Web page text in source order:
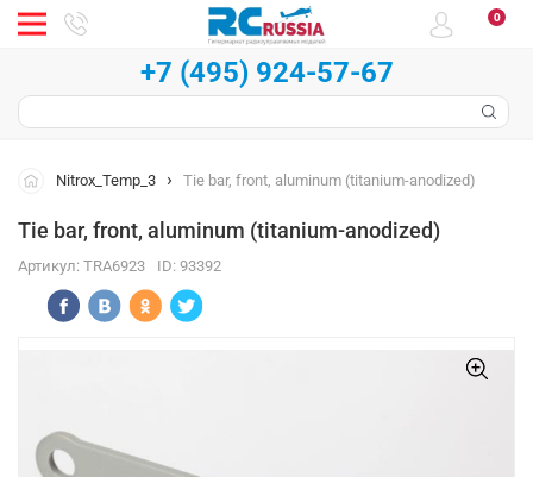
0
+7 (495) 924-57-67
Nitrox_Temp_3 Tie bar, front, aluminum (titanium-anodized)
Tie bar, front, aluminum (titanium-anodized)
Артикул: TRA6923 ID: 93392